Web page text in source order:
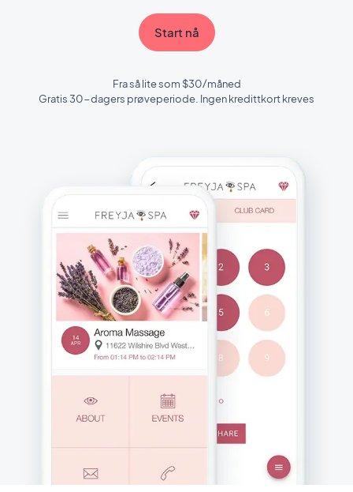
Start nå
Fra så lite som $30/måned
Gratis 30-dagers prøveperiode. Ingen kredittkort kreves